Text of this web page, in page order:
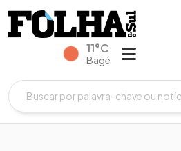
11°C
Bagé